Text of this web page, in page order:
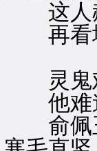
这人
再看地
灵鬼难
他难道
俞佩玉